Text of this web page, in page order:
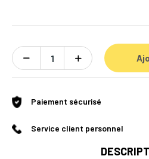
Paiement sécurisé
Service client personnel